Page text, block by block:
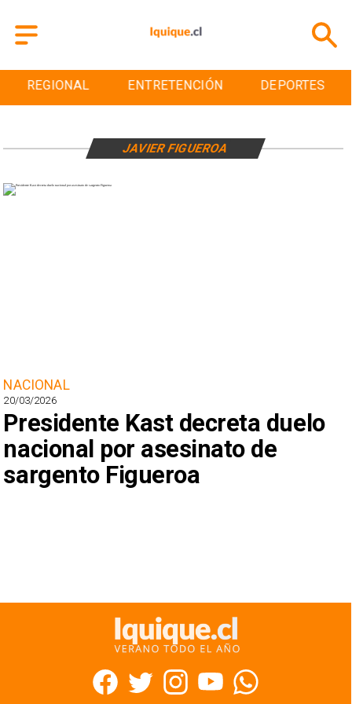
REGIONAL ENTRETENCIÓN DEPORTES
NACIONAL
20/03/2026
Presidente Kast decreta duelo
nacional por asesinato de
sargento Figueroa
JAVIER FIGUEROA